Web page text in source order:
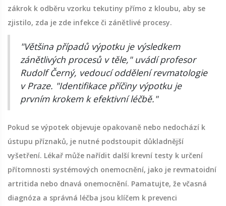
zákrok k odběru vzorku tekutiny přímo z kloubu, aby se
zjistilo, zda je zde infekce či zánětlivé procesy.
"Většina případů výpotku je výsledkem
zánětlivých procesů v těle," uvádí profesor
Rudolf Černý, vedoucí oddělení revmatologie
v Praze. "Identifikace příčiny výpotku je
prvním krokem k efektivní léčbě."
Pokud se výpotek objevuje opakovaně nebo nedochází k
ústupu příznaků, je nutné podstoupit důkladnější
vyšetření. Lékař může nařídit další krevní testy k určení
přítomnosti systémových onemocnění, jako je revmatoidní
artritida nebo dnavá onemocnění. Pamatujte, že včasná
diagnóza a správná léčba jsou klíčem k prevenci